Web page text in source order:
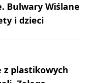
Bulwary Wiślane
i dzieci
z plastikowych